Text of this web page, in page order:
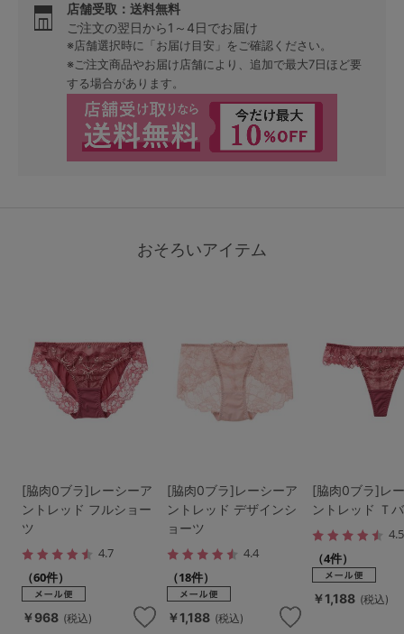
店舗受取：送料無料
ご注文の翌日から1～4日でお届け
※店舗選択時に「お届け目安」をご確認ください。
※ご注文商品やお届け店舗により、追加で最大7日ほど要
する場合があります。
おそろいアイテム
[脇肉0ブラ]レーシーア
ントレッド フルショー
ツ
4.7
（60件）
￥968 (税込)
[脇肉0ブラ]レーシーア
ントレッド デザインシ
ョーツ
4.4
（18件）
￥1,188 (税込)
[脇肉0ブラ]レ
ントレッド Ｔ
4.5
（4件）
￥1,188 (税込)